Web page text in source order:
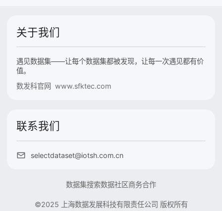
关于我们
遇见数据集——让每个数据集都被发现，让每一次遇见都有价
值。
数发科官网 www.sfktec.com
联系我们
selectdataset@iotsh.com.cn
数据集搜索数据社区商务合作
©2025 上海数据发展科技有限责任公司 版权所有